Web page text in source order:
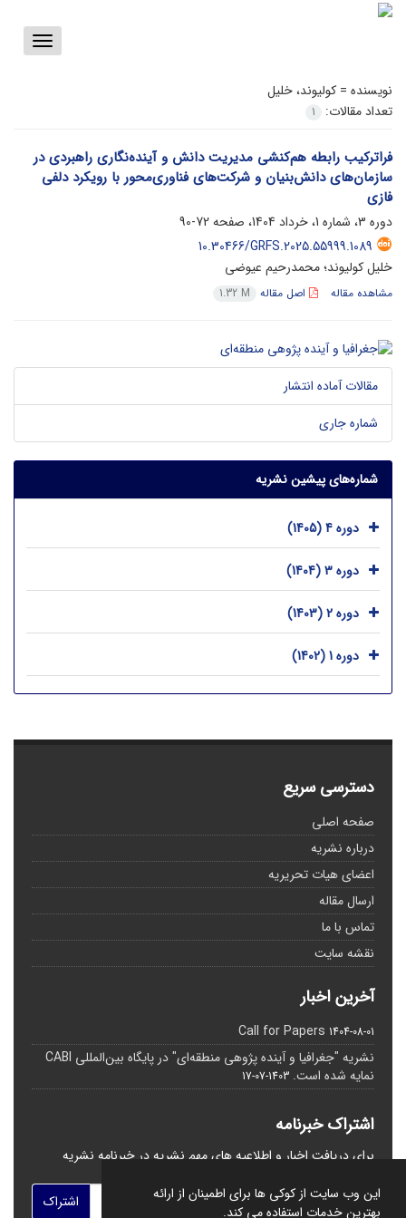
این وب سایت از کوکی ها برای اطمینان از ارائه
بهترین خدمات استفاده می کند.
Toggle
نویسنده = کولیوند، خلیل
تعداد مقالات:
1
فراترکیب رابطه هم‌کنشی مدیریت دانش و آینده‌نگاری راهبردی در
سازمان‌های دانش‌بنیان و شرکت‌های فناوری‌محور با رویکرد دلفی
فازی
دوره 3، شماره 1، خرداد 1404، صفحه
72-90
10.30466/GRFS.2025.55999.1089
خلیل کولیوند؛ محمدرحیم عیوضی
مشاهده مقاله اصل مقاله 1.32 M
مقالات آماده انتشار
شماره جاری
شماره‌های پیشین نشریه
دوره 4 (1405)
دوره 3 (1404)
دوره 2 (1403)
دوره 1 (1402)
دسترسی سریع
صفحه اصلی
درباره نشریه
اعضای هیات تحریریه
ارسال مقاله
تماس با ما
نقشه سایت
آخرین اخبار
Call for Papers 1404-08-01
نشریه "جغرافیا و آینده پژوهی منطقه‌ای" در پایگاه بین‌المللی CABI
نمایه شده است. 1403-07-17
اشتراک خبرنامه
برای دریافت اخبار و اطلاعیه های مهم نشریه در خبرنامه نشریه
اشتراک